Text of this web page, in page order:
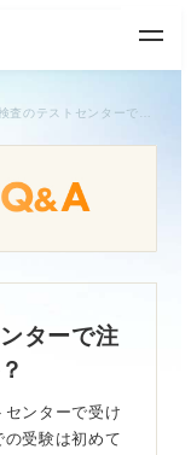
ターで注
ンターで受け
受験は初めて